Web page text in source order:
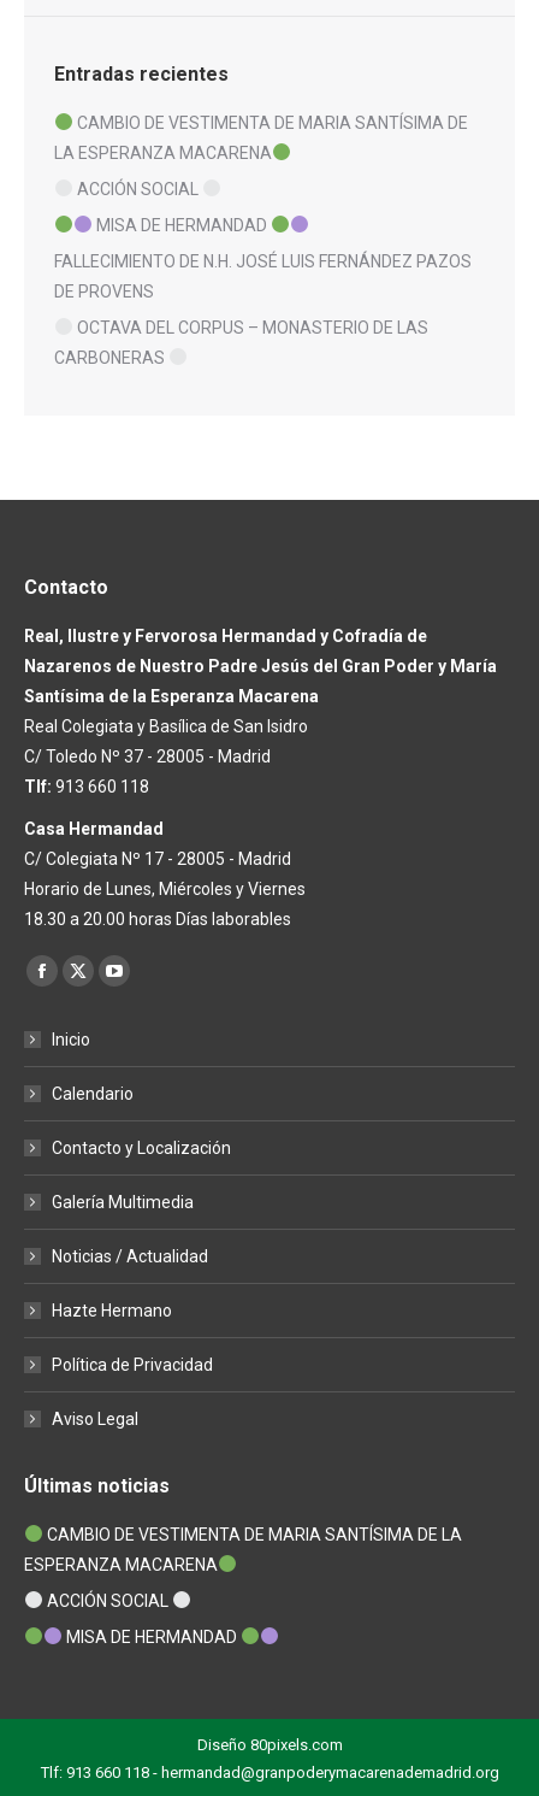
Entradas recientes
CAMBIO DE VESTIMENTA DE MARIA SANTÍSIMA DE
LA ESPERANZA MACARENA
ACCIÓN SOCIAL
MISA DE HERMANDAD
FALLECIMIENTO DE N.H. JOSÉ LUIS FERNÁNDEZ PAZOS
DE PROVENS
OCTAVA DEL CORPUS – MONASTERIO DE LAS
CARBONERAS
Contacto
Real, Ilustre y Fervorosa Hermandad y Cofradía de
Nazarenos de Nuestro Padre Jesús del Gran Poder y María
Santísima de la Esperanza Macarena
Real Colegiata y Basílica de San Isidro
C/ Toledo Nº 37 - 28005 - Madrid
Tlf: 913 660 118
Casa Hermandad
C/ Colegiata Nº 17 - 28005 - Madrid
Horario de Lunes, Miércoles y Viernes
18.30 a 20.00 horas Días laborables
Encuéntranos en:
Facebook
opens
window
X
opens
window
YouTube
window
Inicio
Calendario
Contacto y Localización
Galería Multimedia
Noticias / Actualidad
Hazte Hermano
Política de Privacidad
Aviso Legal
Últimas noticias
CAMBIO DE VESTIMENTA DE MARIA SANTÍSIMA DE LA
ESPERANZA MACARENA
ACCIÓN SOCIAL
MISA DE HERMANDAD
Diseño 80pixels.com
Tlf: 913 660 118 - hermandad@granpoderymacarenademadrid.org